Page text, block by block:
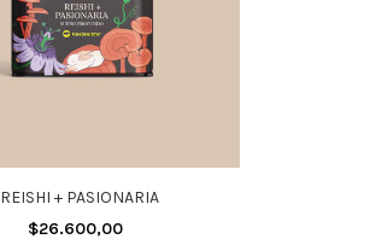
REISHI + PASIONARIA
$26.600,00